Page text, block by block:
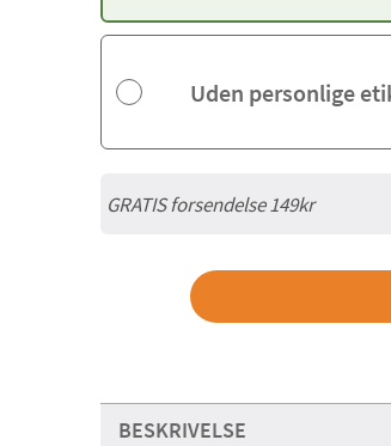
Uden personlige
GRATIS forsendelse 149kr
BESKRIVELSE